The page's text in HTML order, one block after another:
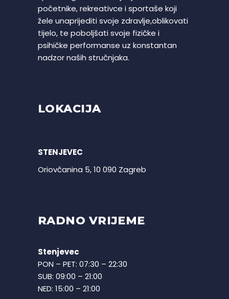
početnike, rekreativce i sportaše koji
žele unaprijediti svoje zdravlje,oblikovati
tijelo, te poboljšati svoje fizičke i
psihičke performanse uz konstantan
nadzor naših stručnjaka.
LOKACIJA
STENJEVEC
Oriovčanina 5, 10 090 Zagreb
RADNO VRIJEME
Stenjevec
PON – PET: 07:30 – 22:30
SUB: 09:00 – 21:00
NED: 15:00 – 21:00